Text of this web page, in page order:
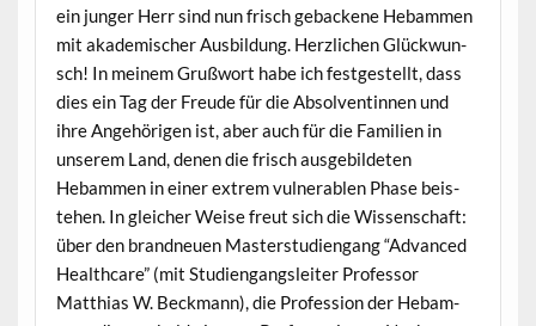
ein junger Herr sind nun frisch geback­ene Hebam­men
mit akademis­ch­er Aus­bil­dung. Her­zlichen Glück­wun­
sch! In meinem Gruß­wort habe ich fest­gestellt, dass
dies ein Tag der Freude für die Absol­ventin­nen und
ihre Ange­höri­gen ist, aber auch für die Fam­i­lien in
unserem Land, denen die frisch aus­ge­bilde­ten
Hebam­men in ein­er extrem vul­ner­a­blen Phase beis­
te­hen. In gle­ich­er Weise freut sich die Wis­senschaft:
über den brand­neuen Mas­ter­stu­di­en­gang “Advanced
Health­care” (mit Stu­di­en­gangsleit­er Pro­fes­sor
Matthias W. Beck­mann), die Pro­fes­sion der Hebam­